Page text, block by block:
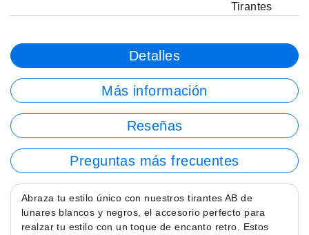
Tirantes
Detalles
Más información
Reseñas
Preguntas más frecuentes
Abraza tu estilo único con nuestros tirantes AB de
lunares blancos y negros, el accesorio perfecto para
realzar tu estilo con un toque de encanto retro. Estos